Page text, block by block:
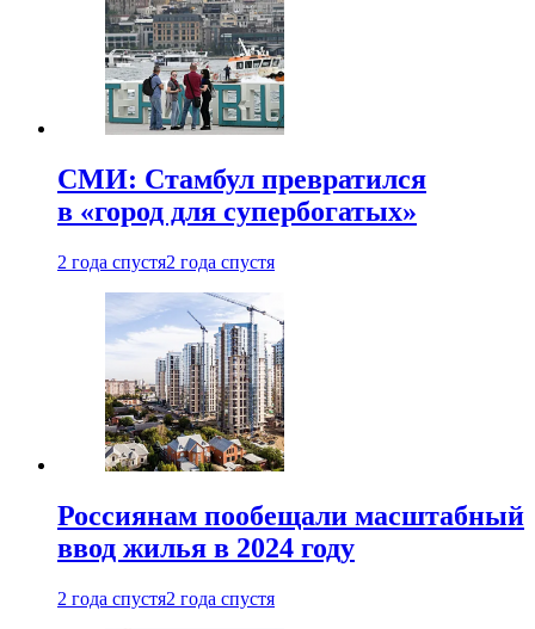
СМИ: Стамбул превратился
в «город для супербогатых»
2 года спустя2 года спустя
Россиянам пообещали масштабный
ввод жилья в 2024 году
2 года спустя2 года спустя